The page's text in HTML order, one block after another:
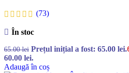
(73)
În stoc
65.00lei Prețul inițial a fost: 65.00 lei.
60.00 lei.
Adaugă în coș